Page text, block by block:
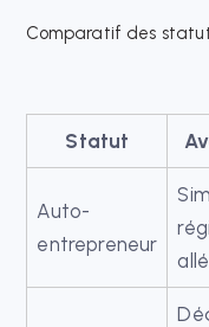
Comparatif des
Statut
Auto-
entrepreneur